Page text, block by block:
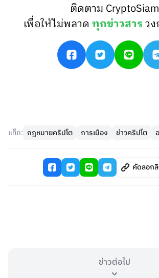
ติดตาม CryptoSiam
เพื่อให้ไม่พลาดทุกข่าวสารว
แท็ก: กฎหมายคริปโต การเมือง ข่าวคริปโต
คัดลอก
ข่าวต่อไป